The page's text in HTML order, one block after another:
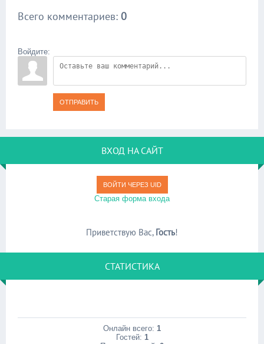
Всего комментариев: 0
Войдите:
ОТПРАВИТЬ
ВХОД НА САЙТ
ВОЙТИ ЧЕРЕЗ UID
Старая форма входа
Приветствую Вас, Гость!
СТАТИСТИКА
Онлайн всего: 1
Гостей: 1